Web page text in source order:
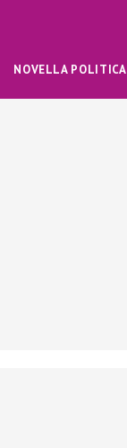
NOVELLA POLITICA